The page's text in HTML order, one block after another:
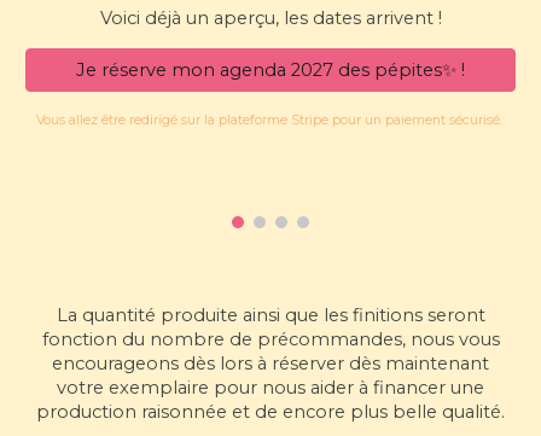
Voici déjà un aperçu, les dates arrivent !
Je réserve mon agenda 2027 des pépites✨ !
Vous allez être redirigé sur la plateforme Stripe pour un paiement sécurisé.
La quantité produite ainsi que les finitions seront
fonction du nombre de précommandes, nous vous
encourageons dès lors à réserver dès maintenant
votre exemplaire pour nous aider à financer une
production raisonnée et de encore plus belle qualité.